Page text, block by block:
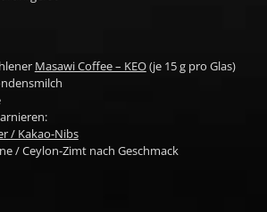
Masawi Coffee – KEO(je 15 g pro Glas)
/ Kakao-Nibs
/ Ceylon-Zimt nach Geschmack